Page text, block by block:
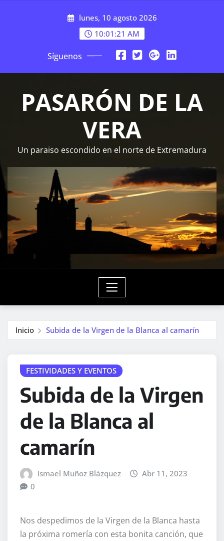
lunes, 10 agosto 2026
10:01:23 AM
Síguenos
PASARÓN DE LA
VERA
Un paraiso escondido en el norte de Extremadura
Inicio Subida de la Virgen de la Blanca al camarín
FESTIVIDADES Y EVENTOS
Subida de la Virgen
de la Blanca al
camarín
Ismael Muñoz Blázquez
Abr 11, 2023
0
Nos despedimos de la Virgen de la Blanca hasta
la próxima romería con esta bonita canción, que